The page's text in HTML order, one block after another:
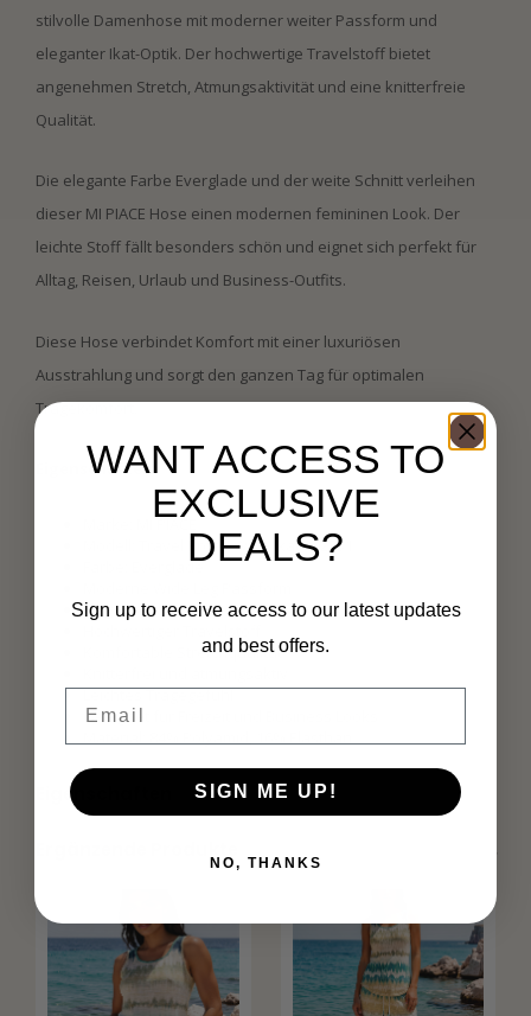
stilvolle Damenhose mit moderner weiter Passform und
eleganter Ikat-Optik. Der hochwertige Travelstoff bietet
angenehmen Stretch, Atmungsaktivität und eine knitterfreie
Qualität.
Die elegante Farbe Everglade und der weite Schnitt verleihen
dieser MI PIACE Hose einen modernen femininen Look. Der
leichte Stoff fällt besonders schön und eignet sich perfekt für
Alltag, Reisen, Urlaub und Business-Outfits.
Diese Hose verbindet Komfort mit einer luxuriösen
Ausstrahlung und sorgt den ganzen Tag für optimalen
Tragekomfort.
Eigenschaften:
Marke: MI PIACE
Modell: Travel Broek Wide Ikat 202831
Farbe: Everglade
Elegante Ikat-Optik
Komfortable Stretchqualität
Leichtes Tragegefühl
Geeignet für Freizeit und Business Looks
Eigenschaften
WANT ACCESS TO
EXCLUSIVE
DEALS?
Sign up to receive access to our latest updates
and best offers.
SIGN ME UP!
NO, THANKS